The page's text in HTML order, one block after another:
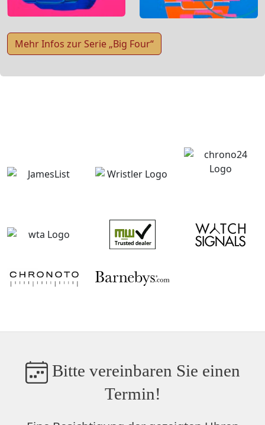
Mehr Infos zur Serie „Big Four“
Bitte vereinbaren Sie einen
Termin!